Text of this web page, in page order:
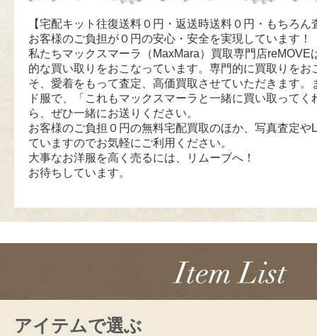
【宅配キット往復送料０円・返送時送料０円・もちろん
お客様のご負担が０円の安心・安全を実現しています！
私たちマックスマーラ（MaxMara）買取専門店reMOVE
的な買い取りをおこなっています。専門的に買取りをお
そ、愛着をもって査定、高価買取させていただきます。
ド服で、「これもマックスマーラと一緒に買い取ってく
ら、ぜひ一緒にお送りください。
お客様のご負担０円の無料宅配買取のほか、写真査定や
ていますのでお気軽にご利用ください。
大事なお洋服を高く売るには、リムーブへ！
お待ちしています。
アイテムで選ぶ